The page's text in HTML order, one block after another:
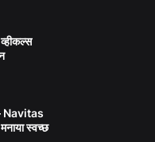
Navitas
स्वच्छ